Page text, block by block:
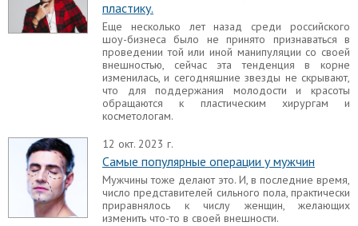
пластику.
Еще несколько лет назад среди российского
шоу-бизнеса было не принято признаваться в
проведении той или иной манипуляции со своей
внешностью, сейчас эта тенденция в корне
изменилась, и сегодняшние звезды не скрывают,
что для поддержания молодости и красоты
обращаются к пластическим хирургам и
косметологам.
12 окт. 2023 г.
Самые популярные операции у мужчин
Мужчины тоже делают это. И, в последние время,
число представителей сильного пола, практически
приравнялось к числу женщин, желающих
изменить что-то в своей внешности.